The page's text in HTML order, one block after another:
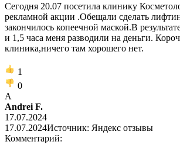
Cегодня 20.07 посетила клинику
рекламной акции .Обещали сделать
закончилось копеечной маской.В
и 1,5 часа меня разводили на деньги.
клиника,ничего там хорошего нет.
1
0
A
Andrei F.
17.07.2024
17.07.2024Источник: Яндекс отзывы
Комментарий: